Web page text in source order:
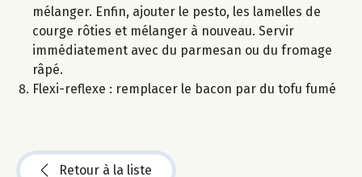
mélanger. Enfin, ajouter le pesto, les lamelles de
courge rôties et mélanger à nouveau. Servir
immédiatement avec du parmesan ou du fromage
râpé.
Flexi-reflexe : remplacer le bacon par du tofu fumé
Retour à la liste